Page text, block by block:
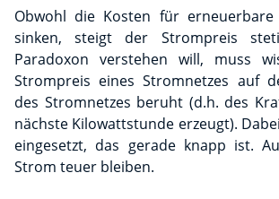
Obwohl die Kosten für erneuerbare
sinken, steigt der Strompreis
Paradoxon verstehen will, muss
Strompreis eines Stromnetzes auf
des Stromnetzes beruht (d.h. des
nächste Kilowattstunde erzeugt).
eingesetzt, das gerade knapp ist.
Strom teuer bleiben.